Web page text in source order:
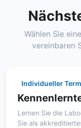
Wählen Sie
vereinbaren
Individueller
Lernen Sie die
Sie als